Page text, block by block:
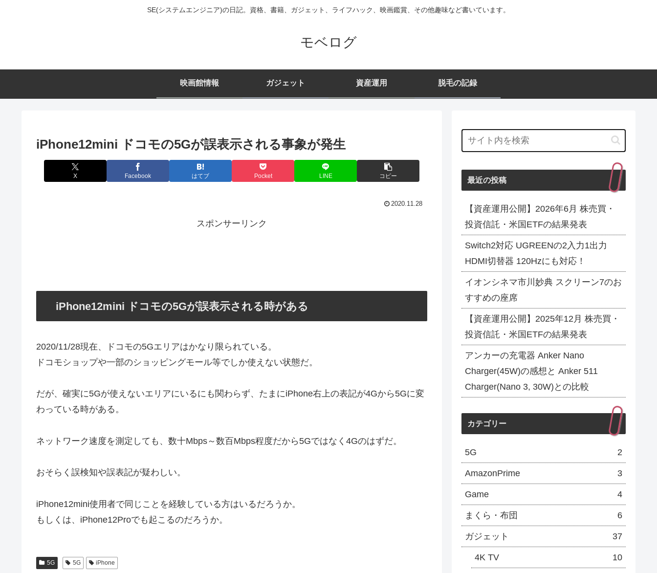
SE(システムエンジニア)の日記。資格、書籍、ガジェット、ライフハック、映画鑑賞、その他趣味など書いています。
モベログ
映画館情報 ガジェット 資産運用 脱毛の記録
iPhone12mini ドコモの5Gが誤表示される事象が発生
X Facebook はてブ Pocket LINE コピー
2020.11.28
スポンサーリンク
iPhone12mini ドコモの5Gが誤表示される時がある
2020/11/28現在、ドコモの5Gエリアはかなり限られている。
ドコモショップや一部のショッピングモール等でしか使えない状態だ。
だが、確実に5Gが使えないエリアにいるにも関わらず、たまにiPhone右上の表記が4Gから5Gに変
わっている時がある。
ネットワーク速度を測定しても、数十Mbps～数百Mbps程度だから5Gではなく4Gのはずだ。
おそらく誤検知や誤表記が疑わしい。
iPhone12mini使用者で同じことを経験している方はいるだろうか。
もしくは、iPhone12Proでも起こるのだろうか。
5G 5G iPhone
最近の投稿
【資産運用公開】2026年6月 株売買・
投資信託・米国ETFの結果発表
Switch2対応 UGREENの2入力1出力
HDMI切替器 120Hzにも対応！
イオンシネマ市川妙典 スクリーン7のお
すすめの座席
【資産運用公開】2025年12月 株売買・
投資信託・米国ETFの結果発表
アンカーの充電器 Anker Nano
Charger(45W)の感想と Anker 511
Charger(Nano 3, 30W)との比較
カテゴリー
5G 2
AmazonPrime 3
Game 4
まくら・布団 6
ガジェット 37
4K TV 10